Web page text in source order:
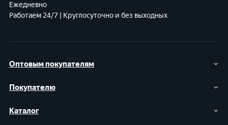
Оптовым покупателям
Покупателю
Каталог
Ежедневно
Работаем 24/7 | Круглосуточно и без выходных